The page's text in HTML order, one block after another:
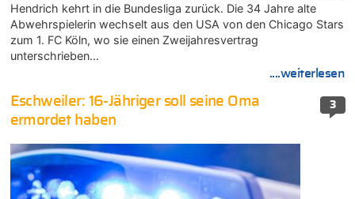
Hendrich kehrt in die Bundesliga zurück. Die 34 Jahre alte
Abwehrspielerin wechselt aus den USA von den Chicago Stars
zum 1. FC Köln, wo sie einen Zweijahresvertrag
unterschrieben…
....weiterlesen
3
Eschweiler: 16-Jähriger soll seine Oma
ermordet haben